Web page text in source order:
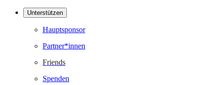
Unterstützen
Hauptsponsor
Partner*innen
Friends
Spenden